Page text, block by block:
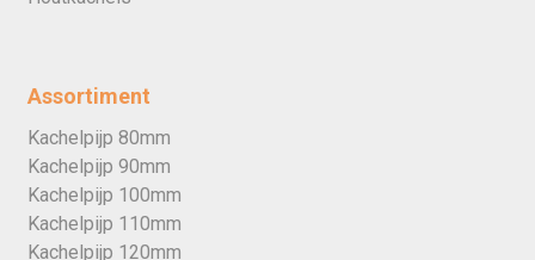
Assortiment
Kachelpijp 80mm
Kachelpijp 90mm
Kachelpijp 100mm
Kachelpijp 110mm
Kachelpijp 120mm